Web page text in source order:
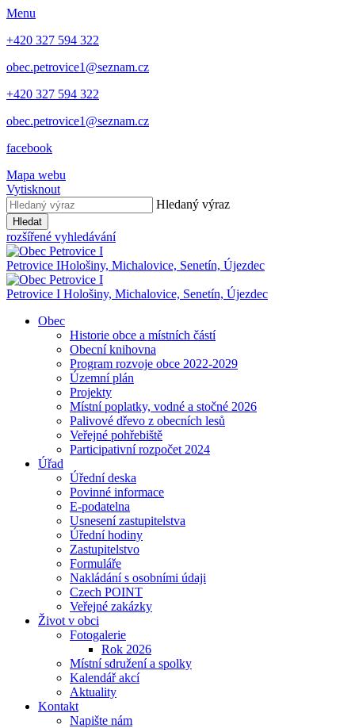
Menu
+420 327 594 322
obec.petrovice1@seznam.cz
+420 327 594 322
obec.petrovice1@seznam.cz
facebook
Mapa webu
Vytisknout
Hledaný výraz
Hledat
rozšířené vyhledávání
Petrovice IHološiny, Michalovice, Senetín, Újezdec
Petrovice I Hološiny, Michalovice, Senetín, Újezdec
Obec
Historie obce a místních částí
Obecní knihovna
Program rozvoje obce 2022-2029
Územní plán
Projekty
Místní poplatky, vodné a stočné 2026
Palivové dřevo z obecních lesů
Veřejné pohřebiště
Participativní rozpočet 2024
Úřad
Úřední deska
Povinné informace
E-podatelna
Usnesení zastupitelstva
Úřední hodiny
Zastupitelstvo
Formuláře
Nakládání s osobními údaji
Czech POINT
Veřejné zakázky
Život v obci
Fotogalerie
Rok 2026
Místní sdružení a spolky
Kalendář akcí
Aktuality
Kontakt
Napište nám